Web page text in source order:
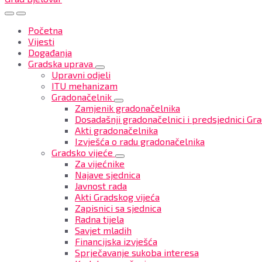
Početna
Vijesti
Događanja
Gradska uprava
Upravni odjeli
ITU mehanizam
Gradonačelnik
Zamjenik gradonačelnika
Dosadašnji gradonačelnici i predsjednici
Akti gradonačelnika
Izvješća o radu gradonačelnika
Gradsko vijeće
Za vijećnike
Najave sjednica
Javnost rada
Akti Gradskog vijeća
Zapisnici sa sjednica
Radna tijela
Savjet mladih
Financijska izvješća
Sprječavanje sukoba interesa